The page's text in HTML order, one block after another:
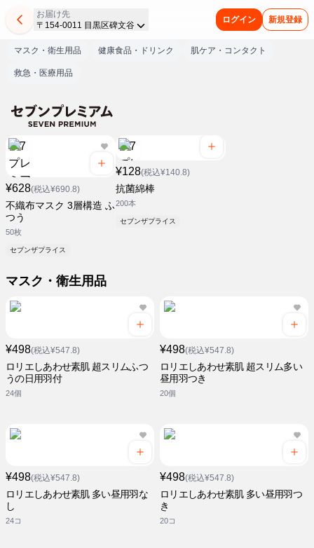
お届け先
〒154-0011 目黒区碑文谷
ログイン 新規登録
マスク・衛生用品 健康食品・ドリンク 肌ケア・コンタクト
救急・医療用品
¥628(税込¥690.8)
不織布マスク 3層構造 ふ
つう
50枚
セブンザプライス
¥128(税込¥140.8)
抗菌綿棒
200本
セブンザプライス
マスク・衛生用品
¥498(税込¥547.8)
ロリエしあわせ素肌 超スリムふつ
うの日用羽付
24個
¥498(税込¥547.8)
ロリエしあわせ素肌 超スリム多い
昼用羽つき
20個
¥498(税込¥547.8)
ロリエしあわせ素肌 多い昼用羽な
し
24コ
¥498(税込¥547.8)
ロリエしあわせ素肌 多い昼用羽つ
き
20コ